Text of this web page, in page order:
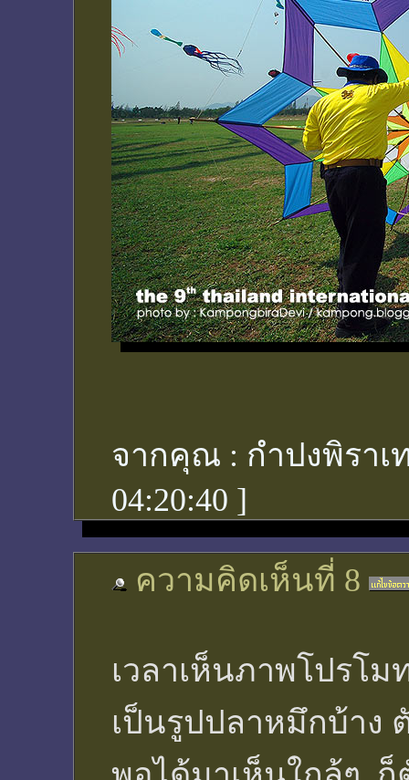
จากคุณ : กำปงพิราเ
04:20:40 ]
ความคิดเห็นที่ 8
เวลาเห็นภาพโปรโ
เป็นรูปปลาหมึกบ้าง